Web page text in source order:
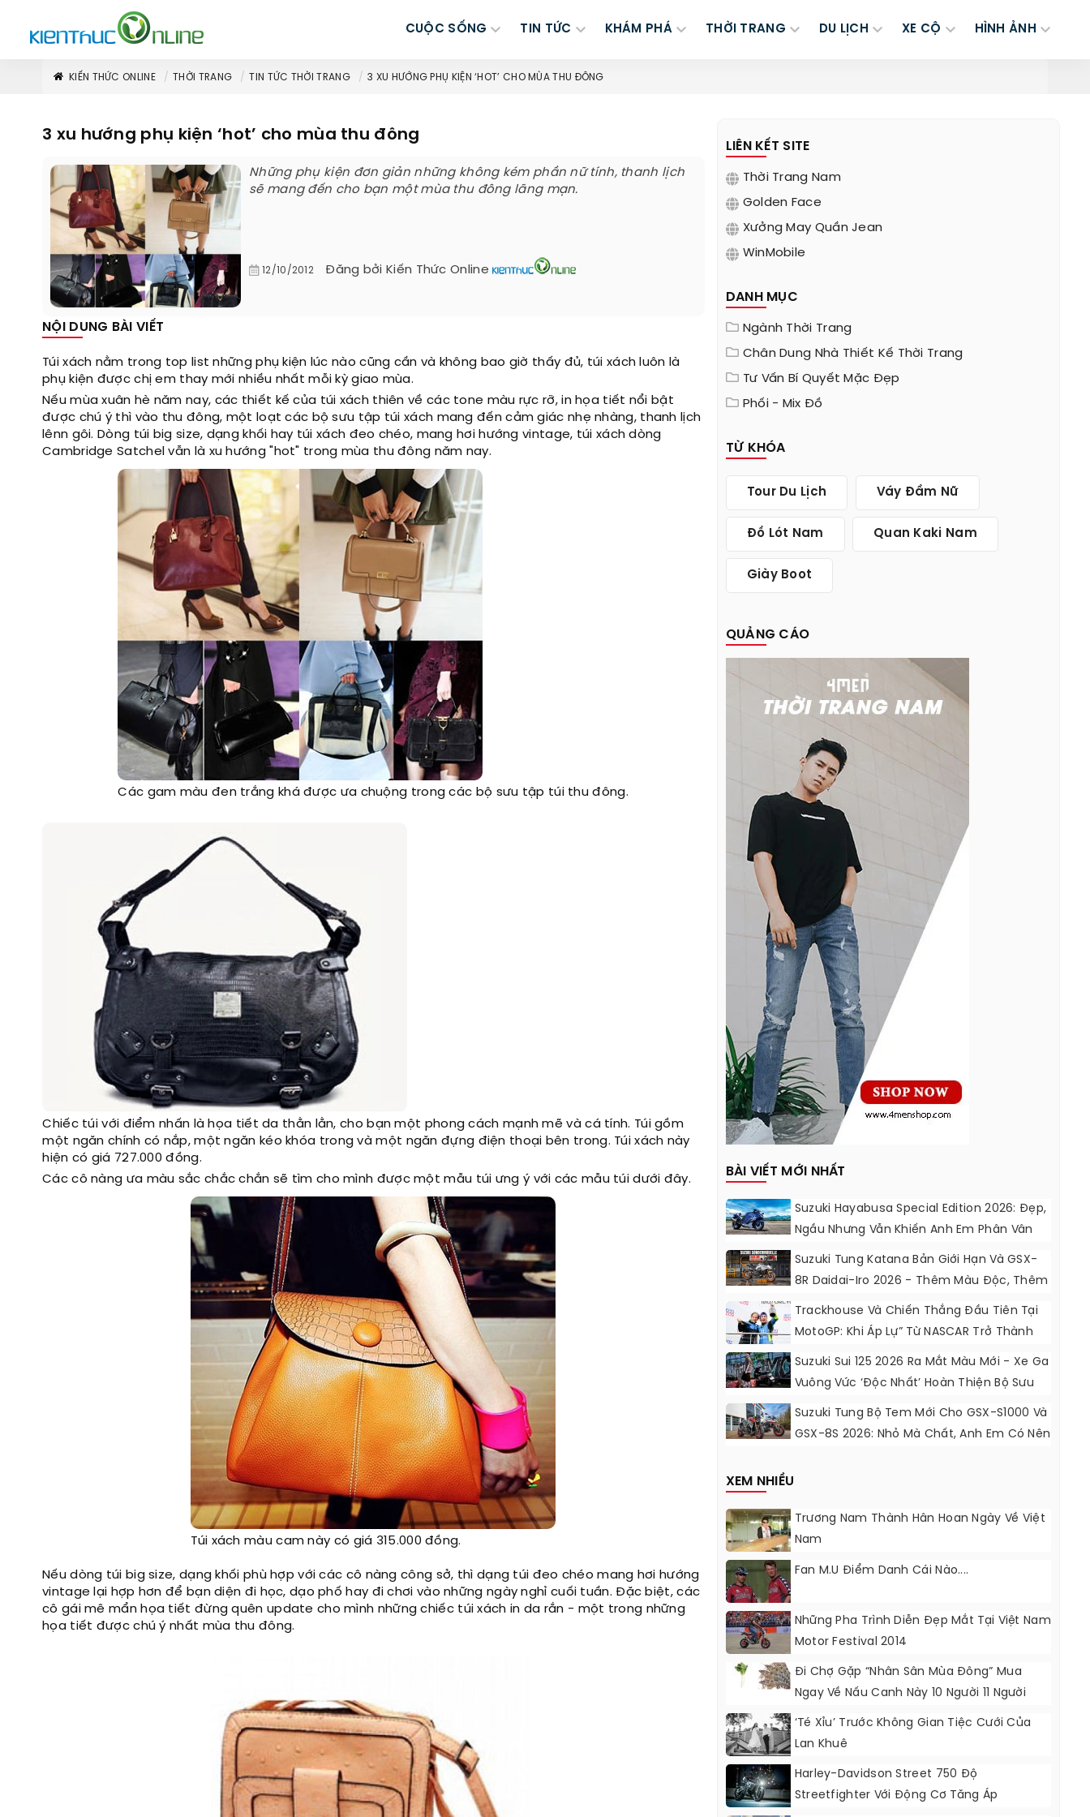
CUỘC SỐNG TIN TỨC KHÁM PHÁ THỜI TRANG DU LỊCH XE CỘ HÌNH ẢNH
KIẾN THỨC ONLINE THỜI TRANG TIN TỨC THỜI TRANG 3 XU HƯỚNG PHỤ KIỆN ‘HOT’ CHO MÙA THU ĐÔNG
3 xu hướng phụ kiện ‘hot’ cho mùa thu đông
Những phụ kiện đơn giản những không kém phần nữ tính, thanh lịch
sẽ mang đến cho bạn một mùa thu đông lãng mạn.
12/10/2012 Đăng bởi Kiến Thức Online
NỘI DUNG BÀI VIẾT
Túi xách nằm trong top list những phụ kiện lúc nào cũng cần và không bao giờ thấy đủ, túi xách luôn là
phụ kiện được chị em thay mới nhiều nhất mỗi kỳ giao mùa.
Nếu mùa xuân hè năm nay, các thiết kế của túi xách thiên về các tone màu rực rỡ, in họa tiết nổi bật
được chú ý thì vào thu đông, một loạt các bộ sưu tập túi xách mang đến cảm giác nhẹ nhàng, thanh lịch
lênn gôi. Dòng túi big size, dạng khối hay túi xách đeo chéo, mang hơi hướng vintage, túi xách dòng
Cambridge Satchel vẫn là xu hướng "hot" trong mùa thu đông năm nay.
Các gam màu đen trắng khá được ưa chuộng trong các bộ sưu tập túi thu đông.
Chiếc túi với điểm nhấn là họa tiết da thằn lằn, cho bạn một phong cách mạnh mẽ và cá tính. Túi gồm
một ngăn chính có nắp, một ngăn kéo khóa trong và một ngăn đựng điện thoại bên trong. Túi xách này
hiện có giá 727.000 đồng.
Các cô nàng ưa màu sắc chắc chắn sẽ tìm cho mình được một mẫu túi ưng ý với các mẫu túi dưới đây.
Túi xách màu cam này có giá 315.000 đồng.
Nếu dòng túi big size, dạng khối phù hợp với các cô nàng công sở, thì dạng túi đeo chéo mang hơi hướng
vintage lại hợp hơn để bạn diện đi học, dạo phố hay đi chơi vào những ngày nghỉ cuối tuần. Đặc biệt, các
cô gái mê mẩn họa tiết đừng quên update cho mình những chiếc túi xách in da rắn - một trong những
họa tiết được chú ý nhất mùa thu đông.
LIÊN KẾT SITE
Thời Trang Nam
Golden Face
Xưởng May Quần Jean
WinMobile
DANH MỤC
Ngành Thời Trang
Chân Dung Nhà Thiết Kế Thời Trang
Tư Vấn Bí Quyết Mặc Đẹp
Phối - Mix Đồ
TỪ KHÓA
Tour Du Lịch Váy Đầm Nữ
Đồ Lót Nam Quan Kaki Nam
Giày Boot
QUẢNG CÁO
BÀI VIẾT MỚI NHẤT
Suzuki Hayabusa Special Edition 2026: Đẹp,
Ngầu Nhưng Vẫn Khiến Anh Em Phân Vân
Suzuki Tung Katana Bản Giới Hạn Và GSX-
8R Daidai-Iro 2026 - Thêm Màu Độc, Thêm
Đồ Chơi, Thêm Cá Tính
Trackhouse Và Chiến Thắng Đầu Tiên Tại
MotoGP: Khi Áp Lự” Từ NASCAR Trở Thành
Động Lực Ngọt Ngào
Suzuki Sui 125 2026 Ra Mắt Màu Mới - Xe Ga
Vuông Vức ‘độc Nhất’ Hoàn Thiện Bộ Sưu
Tập 7 Sắc Cầu Vồng
Suzuki Tung Bộ Tem Mới Cho GSX-S1000 Và
GSX-8S 2026: Nhỏ Mà Chất, Anh Em Có Nên
XEM NHIỀU
Trương Nam Thành Hân Hoan Ngày Về Việt
Nam
Fan M.U Điểm Danh Cái Nào....
Những Pha Trình Diễn Đẹp Mắt Tại Việt Nam
Motor Festival 2014
Đi Chợ Gặp “nhân Sân Mùa Đông” Mua
Ngay Về Nấu Canh Này 10 Người 11 Người
Khen Ngon
‘Té Xỉu’ Trước Không Gian Tiệc Cưới Của
Lan Khuê
Harley-Davidson Street 750 Độ
Streetfighter Với Động Cơ Tăng Áp